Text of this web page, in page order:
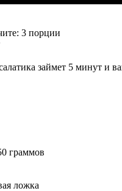
3 порции
займет 5 минут и
граммов
ложка